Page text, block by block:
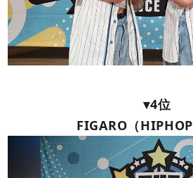
▾4位
FIGARO（